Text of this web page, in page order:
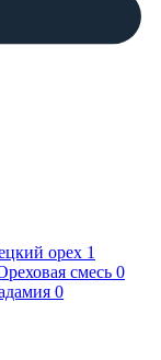
орех 1
смесь 0
0